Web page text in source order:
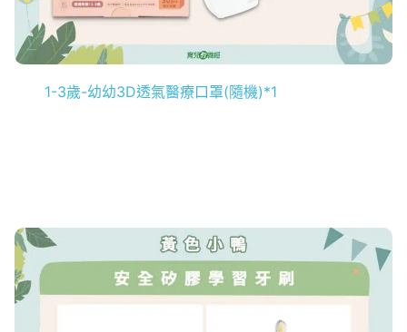
1-3歲-幼幼3D透氣醫療口罩(隨機)*1